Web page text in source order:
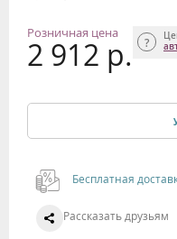
Розничная цена
2 912 р.
Бесплатная
Рассказать друзьям